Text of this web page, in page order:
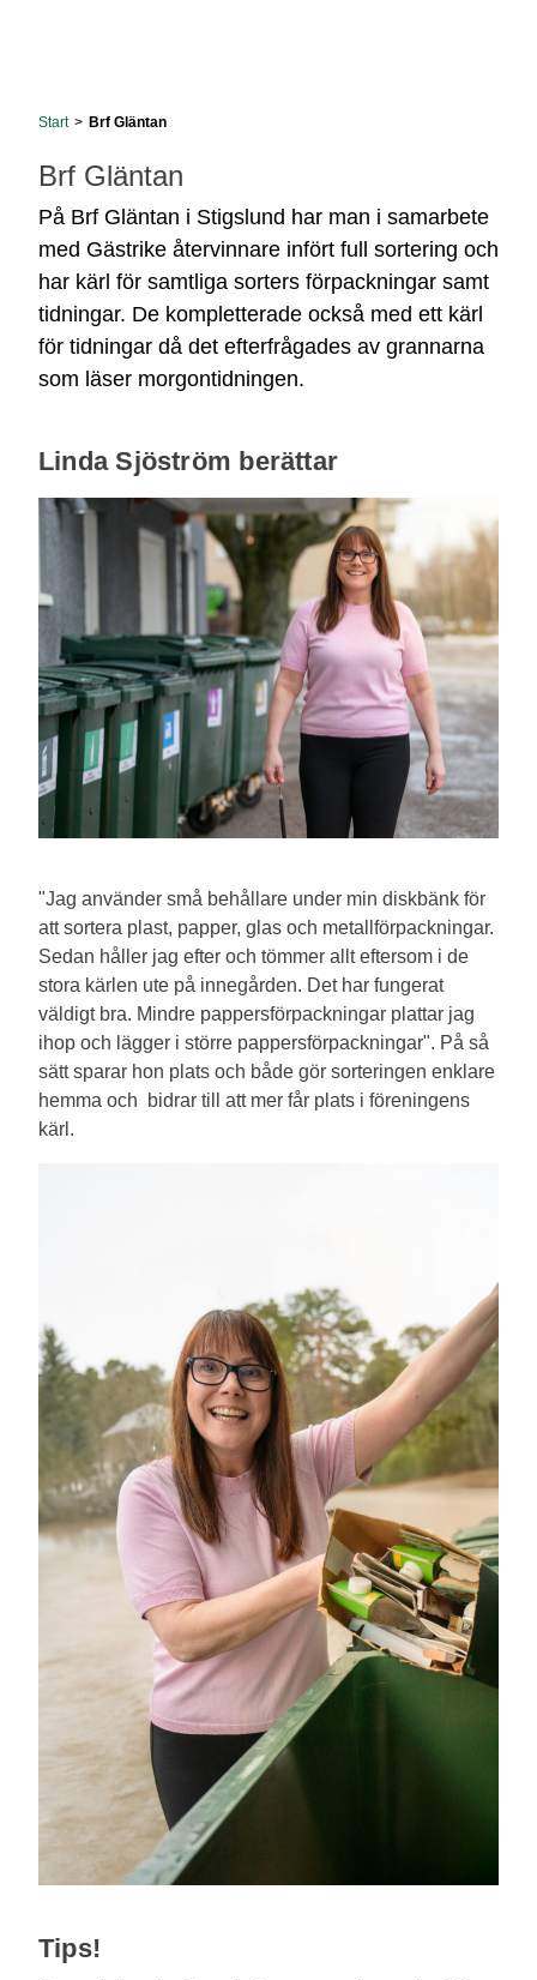
Start > Brf Gläntan
Brf Gläntan
På Brf Gläntan i Stigslund har man i samarbete
med Gästrike återvinnare infört full sortering och
har kärl för samtliga sorters förpackningar samt
tidningar. De kompletterade också med ett kärl
för tidningar då det efterfrågades av grannarna
som läser morgontidningen.
Linda Sjöström berättar
"Jag använder små behållare under min diskbänk för
att sortera plast, papper, glas och metallförpackningar.
Sedan håller jag efter och tömmer allt eftersom i de
stora kärlen ute på innegården. Det har fungerat
väldigt bra. Mindre pappersförpackningar plattar jag
ihop och lägger i större pappersförpackningar". På så
sätt sparar hon plats och både gör sorteringen enklare
hemma och bidrar till att mer får plats i föreningens
kärl.
Tips!